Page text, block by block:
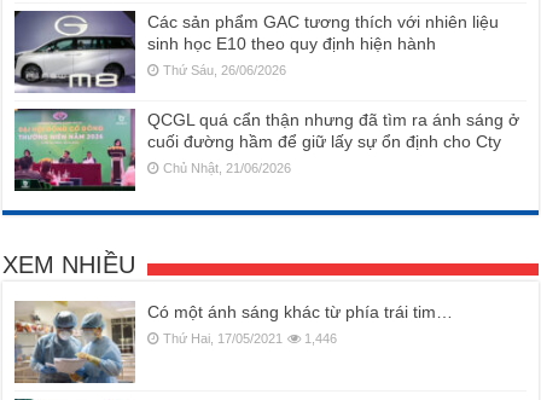
Các sản phẩm GAC tương thích với nhiên liệu
sinh học E10 theo quy định hiện hành
Thứ Sáu, 26/06/2026
QCGL quá cẩn thận nhưng đã tìm ra ánh sáng ở
cuối đường hầm để giữ lấy sự ổn định cho Cty
Chủ Nhật, 21/06/2026
XEM NHIỀU
Có một ánh sáng khác từ phía trái tim…
Thứ Hai, 17/05/2021 1,446